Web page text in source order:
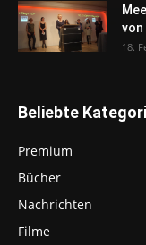
von
18.
Beliebte
Premium
Bücher
Nachrichten
Filme